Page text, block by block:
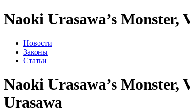
Naoki Urasawa’s
Новости
Законы
Статьи
Naoki Urasawa’s Monster,
Urasawa